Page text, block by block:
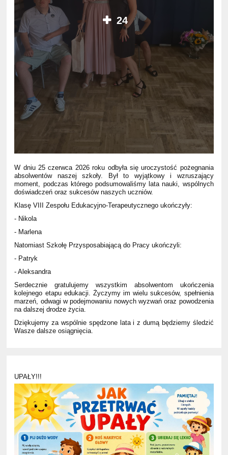
24
W dniu 25 czerwca 2026 roku odbyła się uroczystość pożegnania
absolwentów naszej szkoły. Był to wyjątkowy i wzruszający
moment, podczas którego podsumowaliśmy lata nauki, wspólnych
doświadczeń oraz sukcesów naszych uczniów.
Klasę VIII Zespołu Edukacyjno-Terapeutycznego ukończyły:
- Nikola
- Marlena
Natomiast Szkołę Przysposabiającą do Pracy ukończyli:
- Patryk
- Aleksandra
Serdecznie gratulujemy wszystkim absolwentom ukończenia
kolejnego etapu edukacji. Życzymy im wielu sukcesów, spełnienia
marzeń, odwagi w podejmowaniu nowych wyzwań oraz powodzenia
na dalszej drodze życia.
Dziękujemy za wspólnie spędzone lata i z dumą będziemy śledzić
Wasze dalsze osiągnięcia.
UPAŁY!!!